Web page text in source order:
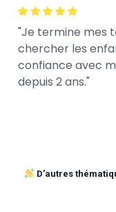
Je termine mes
chercher les
confiance avec
depuis 2 ans.
D’autres